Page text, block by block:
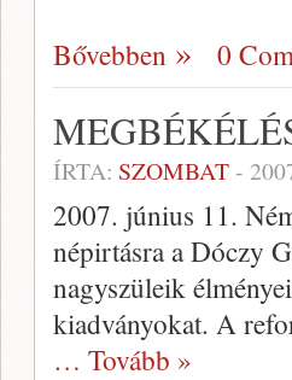
Bővebben 0
ÍRTA: SZOMBAT-
2007. június 11.
népirtásra a Dóczy
nagyszüleik
kiadványokat. A
… Tovább »